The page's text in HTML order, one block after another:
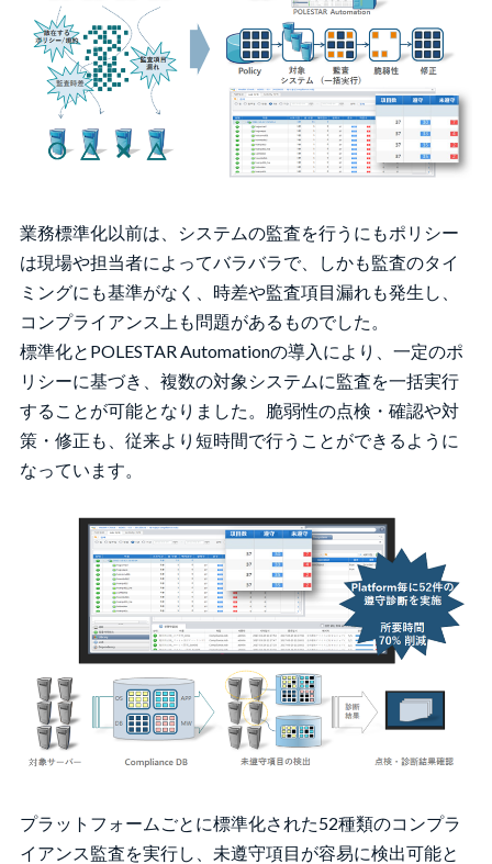
業務標準化以前は、システムの監査を行うにもポリシー
は現場や担当者によってバラバラで、しかも監査のタイ
ミングにも基準がなく、時差や監査項目漏れも発生し、
コンプライアンス上も問題があるものでした。
標準化とPOLESTAR Automationの導入により、一定のポ
リシーに基づき、複数の対象システムに監査を一括実行
することが可能となりました。脆弱性の点検・確認や対
策・修正も、従来より短時間で行うことができるように
なっています。
プラットフォームごとに標準化された52種類のコンプラ
イアンス監査を実行し、未遵守項目が容易に検出可能と